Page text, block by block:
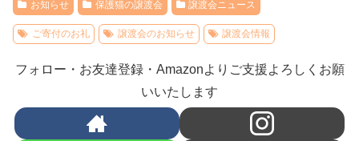
お知らせ 保護猫の譲渡会 譲渡会ニュース
ご寄付のお礼 譲渡会のお知らせ 譲渡会情報
フォロー・お友達登録・Amazonよりご支援よろしくお願
いいたします